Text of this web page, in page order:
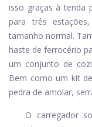
isso graças à tenda
para três
tamanho normal.
haste de ferrocério
um conjunto de
Bem como um kit
pedra de amolar,
O carregador